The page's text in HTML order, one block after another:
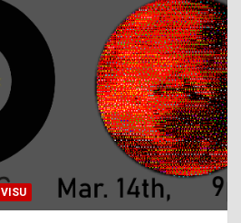
h
a
VISU